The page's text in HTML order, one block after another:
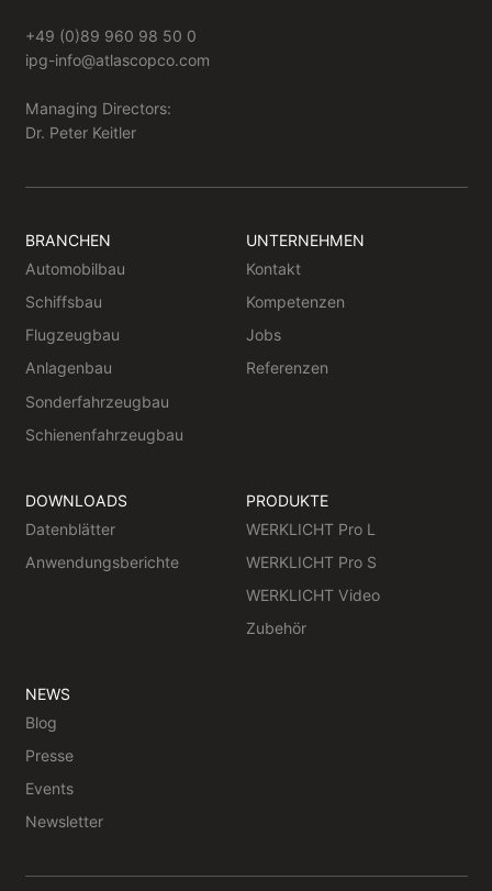
+49 (0)89 960 98 50 0
ipg-info@atlascopco.com
Managing Directors:
Dr. Peter Keitler
BRANCHEN
Automobilbau
Schiffsbau
Flugzeugbau
Anlagenbau
Sonderfahrzeugbau
Schienenfahrzeugbau
UNTERNEHMEN
Kontakt
Kompetenzen
Jobs
Referenzen
DOWNLOADS
Datenblätter
Anwendungsberichte
PRODUKTE
WERKLICHT Pro L
WERKLICHT Pro S
WERKLICHT Video
Zubehör
NEWS
Blog
Presse
Events
Newsletter